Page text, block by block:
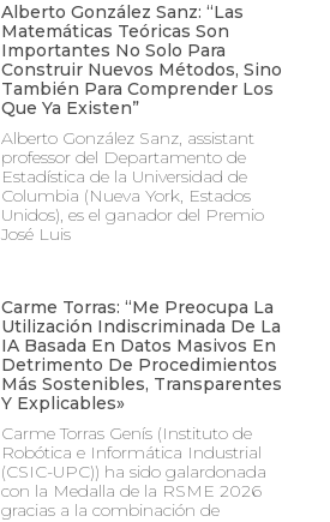
Alberto González Sanz: “Las
Matemáticas Teóricas Son
Importantes No Solo Para
Construir Nuevos Métodos, Sino
También Para Comprender Los
Que Ya Existen”
Alberto González Sanz, assistant
professor del Departamento de
Estadística de la Universidad de
Columbia (Nueva York, Estados
Unidos), es el ganador del Premio
José Luis
Carme Torras: “Me Preocupa La
Utilización Indiscriminada De La
IA Basada En Datos Masivos En
Detrimento De Procedimientos
Más Sostenibles, Transparentes
Y Explicables»
Carme Torras Genís (Instituto de
Robótica e Informática Industrial
(CSIC-UPC)) ha sido galardonada
con la Medalla de la RSME 2026
gracias a la combinación de